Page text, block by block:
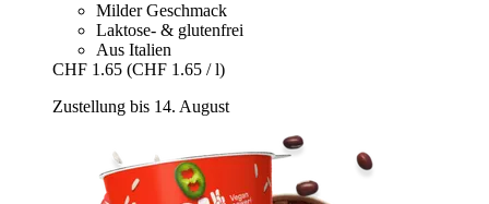
Milder Geschmack
Laktose- & glutenfrei
Aus Italien
CHF 1.65 (CHF 1.65 / l)
Zustellung bis 14. August